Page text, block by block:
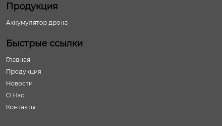
Продукция
Аккумулятор дрона
Быстрые ссылки
Главная
Продукция
Новости
О Нас
Контакты